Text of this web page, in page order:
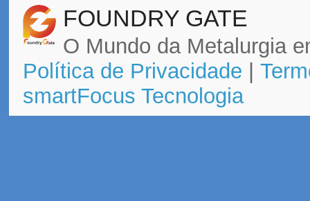
FOUNDRY GATE
O Mundo da Metalurgia
Política de Privacidade
smartFocus Tecnologia